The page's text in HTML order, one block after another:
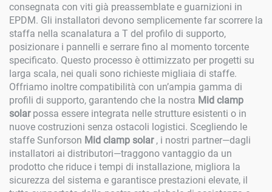
consegnata con viti già preassemblate e guarnizioni in
EPDM. Gli installatori devono semplicemente far scorrere la
staffa nella scanalatura a T del profilo di supporto,
posizionare i pannelli e serrare fino al momento torcente
specificato. Questo processo è ottimizzato per progetti su
larga scala, nei quali sono richieste migliaia di staffe.
Offriamo inoltre compatibilità con un’ampia gamma di
profili di supporto, garantendo che la nostra Mid clamp
solar possa essere integrata nelle strutture esistenti o in
nuove costruzioni senza ostacoli logistici. Scegliendo le
staffe Sunforson Mid clamp solar , i nostri partner—dagli
installatori ai distributori—traggono vantaggio da un
prodotto che riduce i tempi di installazione, migliora la
sicurezza del sistema e garantisce prestazioni elevate, il